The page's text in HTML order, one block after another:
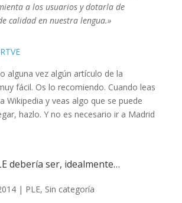
a los usuarios y dotarla de
calidad en nuestra lengua.»
alguna vez algún artículo de la
fácil. Os lo recomiendo. Cuando leas
Wikipedia y veas algo que se puede
hazlo. Y no es necesario ir a Madrid
debería ser, idealmente…
| PLE, Sin categoría